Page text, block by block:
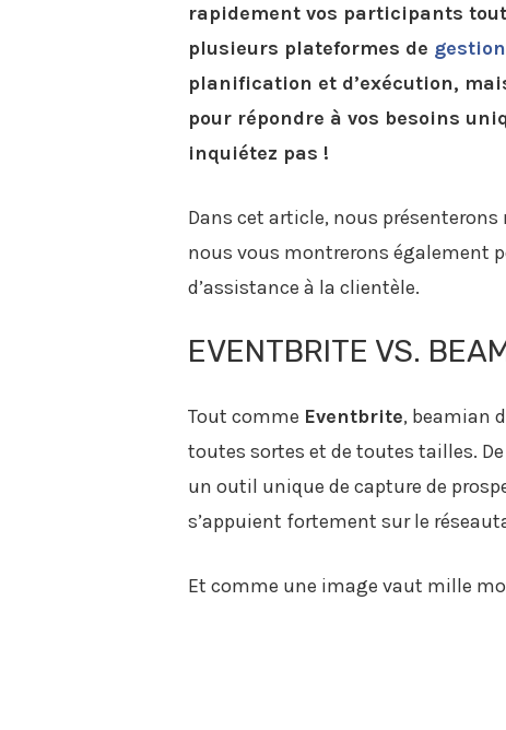
rapidement vos participants
plusieurs plateformes de
planification et d’exécution,
pour répondre à vos besoins
inquiétez pas !
Dans cet article, nous
nous vous montrerons également
d’assistance à la clientèle.
EVENTBRITE VS.
Tout comme Eventbrite, beamian
toutes sortes et de toutes tailles.
un outil unique de capture de
s’appuient fortement sur le
Et comme une image vaut mille